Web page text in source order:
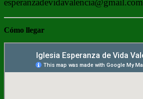
esperanzadevidavalencia@gmail.com
Cómo llegar